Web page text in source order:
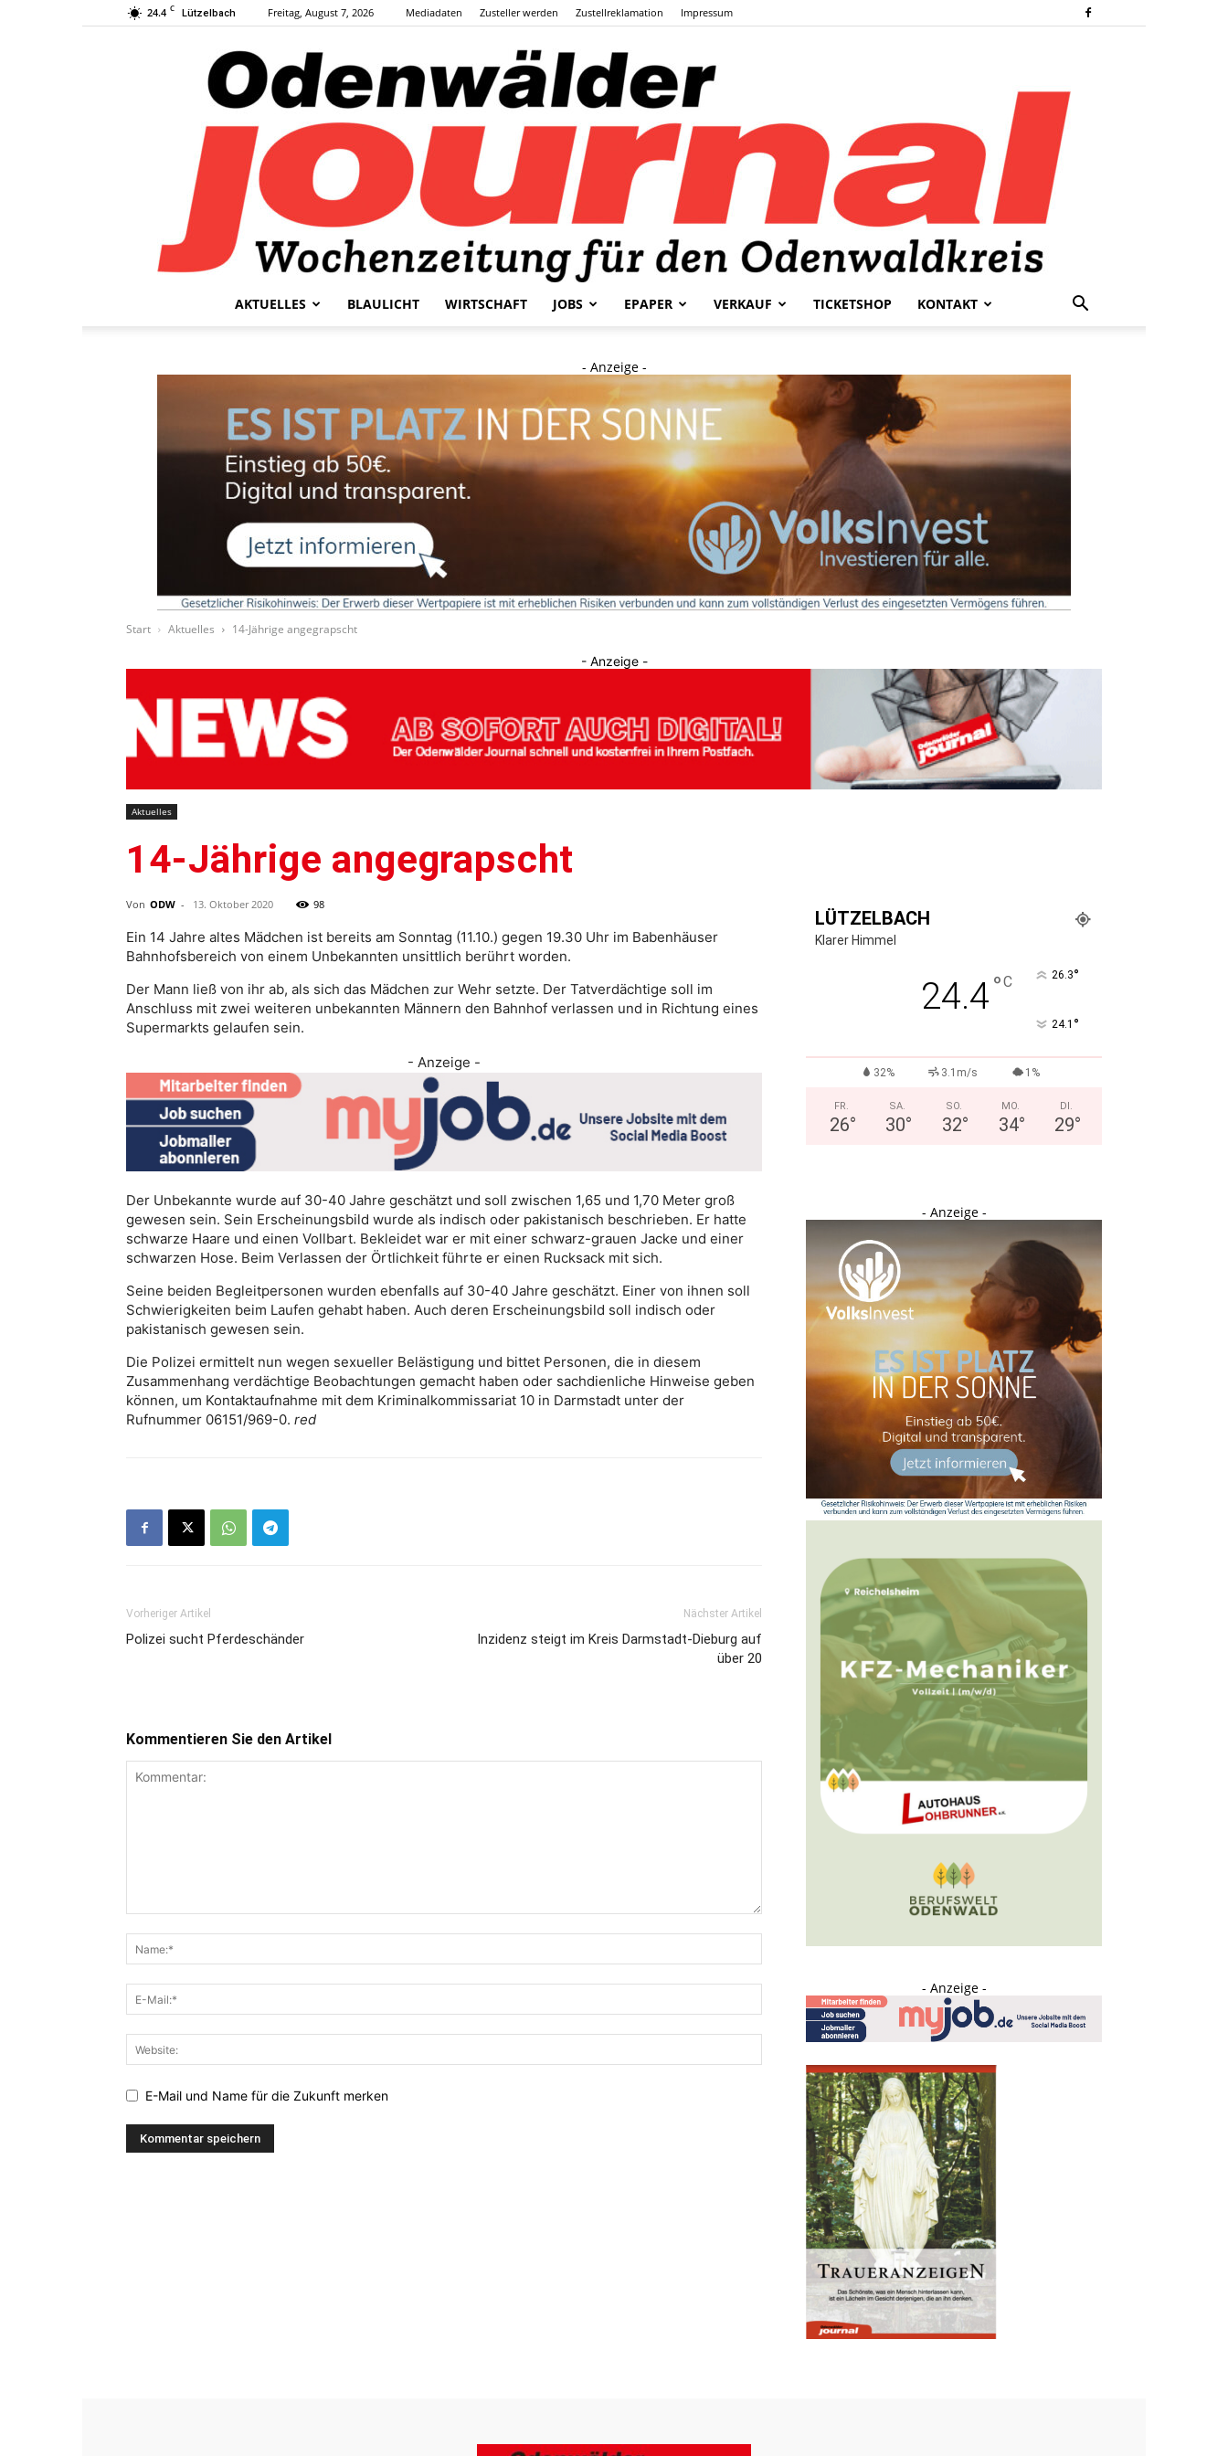
24.4 C Lützelbach Freitag, August 7, 2026 Mediadaten Zusteller werden Zustellreklamation Impressum
AKTUELLES BLAULICHT WIRTSCHAFT JOBS EPAPER VERKAUF TICKETSHOP KONTAKT
- Anzeige -
Start Aktuelles 14-Jährige angegrapscht
- Anzeige -
Aktuelles
14-Jährige angegrapscht
Von ODW - 13. Oktober 2020 98
Ein 14 Jahre altes Mädchen ist bereits am Sonntag (11.10.) gegen 19.30 Uhr im Babenhäuser
Bahnhofsbereich von einem Unbekannten unsittlich berührt worden.
Der Mann ließ von ihr ab, als sich das Mädchen zur Wehr setzte. Der Tatverdächtige soll im
Anschluss mit zwei weiteren unbekannten Männern den Bahnhof verlassen und in Richtung eines
Supermarkts gelaufen sein.
- Anzeige -
Der Unbekannte wurde auf 30-40 Jahre geschätzt und soll zwischen 1,65 und 1,70 Meter groß
gewesen sein. Sein Erscheinungsbild wurde als indisch oder pakistanisch beschrieben. Er hatte
schwarze Haare und einen Vollbart. Bekleidet war er mit einer schwarz-grauen Jacke und einer
schwarzen Hose. Beim Verlassen der Örtlichkeit führte er einen Rucksack mit sich.
Seine beiden Begleitpersonen wurden ebenfalls auf 30-40 Jahre geschätzt. Einer von ihnen soll
Schwierigkeiten beim Laufen gehabt haben. Auch deren Erscheinungsbild soll indisch oder
pakistanisch gewesen sein.
Die Polizei ermittelt nun wegen sexueller Belästigung und bittet Personen, die in diesem
Zusammenhang verdächtige Beobachtungen gemacht haben oder sachdienliche Hinweise geben
können, um Kontaktaufnahme mit dem Kriminalkommissariat 10 in Darmstadt unter der
Rufnummer 06151/969-0. red
Vorheriger Artikel
Polizei sucht Pferdeschänder
Nächster Artikel
Inzidenz steigt im Kreis Darmstadt-Dieburg auf
über 20
Kommentieren Sie den Artikel
E-Mail und Name für die Zukunft merken
LÜTZELBACH
Klarer Himmel
24.4°C 26.3°
24.1 °
32% 3.1m/s 1%
FR.
26°
SA.
30°
SO.
32°
MO.
34°
DI.
29°
- Anzeige -
- Anzeige -